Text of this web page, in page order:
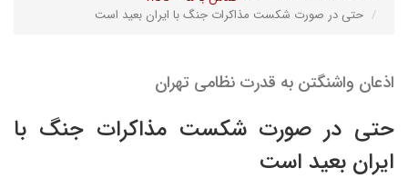
حتی در صورت شکست مذاکرات جنگ با ایران بعید است
اذعان واشنگتن به قدرت نظامی تهران
حتی در صورت شکست مذاکرات جنگ با
ایران بعید است